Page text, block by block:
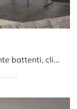
Se desideri armadi su misura con ante battenti, clicca e scopri l'armadio Mansardato L121 di Colombini Casa in melaminico.